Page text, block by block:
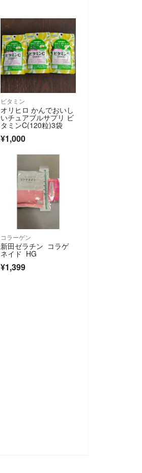
ビタミン
オリヒロ かんでおいし
いチュアブルサプリ ビ
タミンC(120粒)3袋
¥1,000
コラーゲン
新田ゼラチン コラゲ
ネイド HG
¥1,399